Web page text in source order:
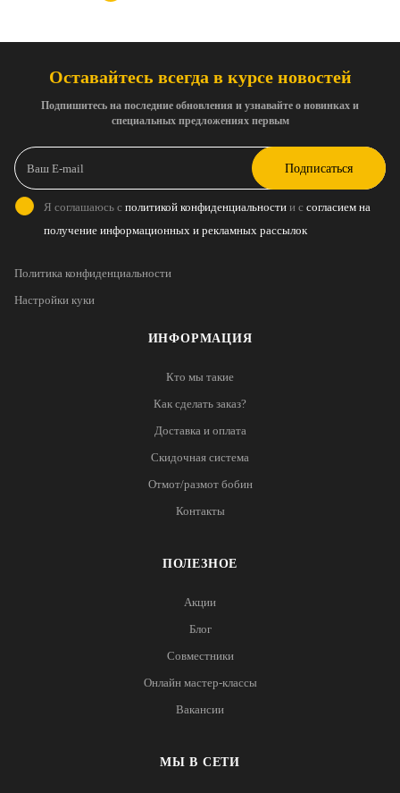
ИНФОРМАЦИЯ
Кто мы такие
Как сделать заказ?
Доставка и оплата
Скидочная система
Отмот/размот бобин
Контакты
ПОЛЕЗНОЕ
Акции
Блог
Совместники
Онлайн мастер-классы
Вакансии
МЫ В СЕТИ
Оставайтесь всегда в курсе новостей
Подпишитесь на последние обновления и узнавайте о новинках и
специальных предложениях первым
Подписаться
Я соглашаюсь с политикой конфиденциальности и с согласием на
получение информационных и рекламных рассылок
Политика конфиденциальности
Настройки куки